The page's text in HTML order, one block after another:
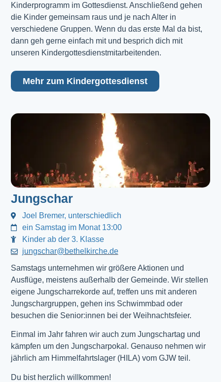
Kinderprogramm im Gottesdienst. Anschließend gehen
die Kinder gemeinsam raus und je nach Alter in
verschiedene Gruppen. Wenn du das erste Mal da bist,
dann geh gerne einfach mit und besprich dich mit
unseren Kindergottesdienstmitarbeitenden.
Mehr zum Kindergottesdienst
Jungschar
Joel Bremer, unterschiedlich
ein Samstag im Monat 13:00
Kinder ab der 3. Klasse
jungschar@bethelkirche.de
Samstags unternehmen wir größere Aktionen und
Ausflüge, meistens außerhalb der Gemeinde. Wir stellen
eigene Jungscharrekorde auf, treffen uns mit anderen
Jungschargruppen, gehen ins Schwimmbad oder
besuchen die Senior:innen bei der Weihnachtsfeier.
Einmal im Jahr fahren wir auch zum Jungschartag und
kämpfen um den Jungscharpokal. Genauso nehmen wir
jährlich am Himmelfahrtslager (HILA) vom GJW teil.
Du bist herzlich willkommen!